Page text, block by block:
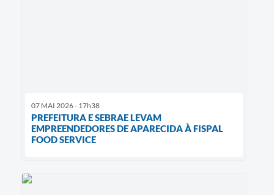
07 MAI 2026 - 17h38
PREFEITURA E SEBRAE LEVAM
EMPREENDEDORES DE APARECIDA À FISPAL
FOOD SERVICE